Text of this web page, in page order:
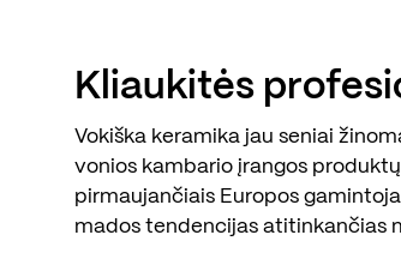
Kliaukitės
Vokiška keramika jau seniai
vonios kambario įrangos
pirmaujančiais Europos
mados tendencijas atitinkančias